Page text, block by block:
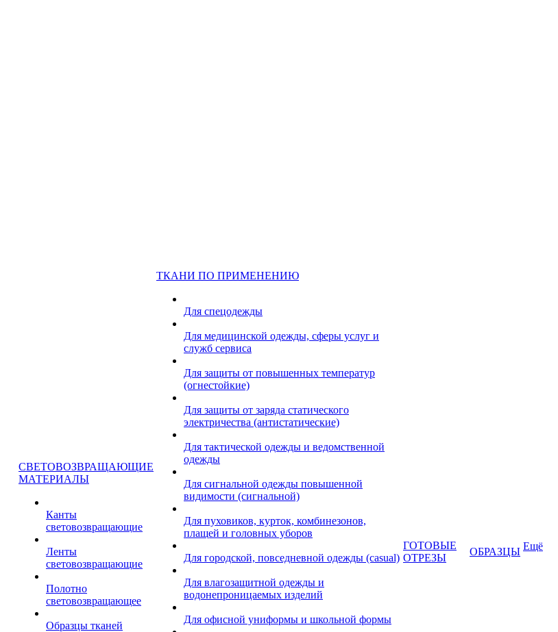
СВЕТОВОЗВРАЩАЮЩИЕ
МАТЕРИАЛЫ
Канты
световозвращающие
Ленты
световозвращающие
Полотно
световозвращающее
Образцы тканей
ТКАНИ ПО ПРИМЕНЕНИЮ
Для спецодежды
Для медицинской одежды, сферы услуг и
служб сервиса
Для защиты от повышенных температур
(огнестойкие)
Для защиты от заряда статического
электричества (антистатические)
Для тактической одежды и ведомственной
одежды
Для сигнальной одежды повышенной
видимости (сигнальной)
Для пуховиков, курток, комбинезонов,
плащей и головных уборов
Для городской, повседневной одежды (casual)
Для влагозащитной одежды и
водонепроницаемых изделий
Для офисной униформы и школьной формы
ГОТОВЫЕ
ОТРЕЗЫ
ОБРАЗЦЫ Ещё